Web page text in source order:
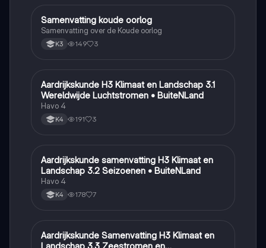
Geschiedenis
Samenvatting koude oorlog
Samenvatting over de Koude oorlog
K3 149 3
Aardrijkskunde
Aardrijkskunde H3 Klimaat en Landschap 3.1
Wereldwijde Luchtstromen • BuiteNLand
Havo 4
K4 191 3
Aardrijkskunde
Aardrijkskunde samenvatting H3 Klimaat en
Landschap 3.2 Seizoenen • BuiteNLand
Havo 4
K4 178 7
Aardrijkskunde
Aardrijkskunde Samenvatting H3 Klimaat en